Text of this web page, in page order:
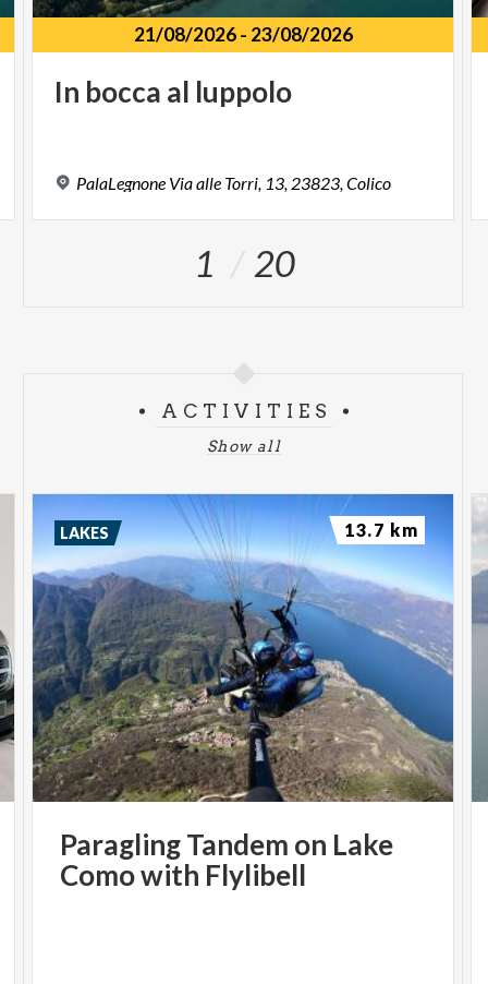
21/08/2026- 23/08/2026
In bocca al luppolo
PalaLegnone Viaalle Torri, 13, 23823,Colico
1 20
ACTIVITIES
Show all
ParaglingTandem on Lake
Comowith Flylibell
LAKES 13.7 km